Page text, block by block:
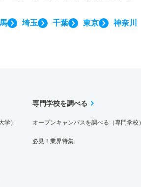
埼玉 千葉 東京 神奈川
学）
専門学校を調べる
オープンキャンパスを調べる（専門学校）
必見！業界特集